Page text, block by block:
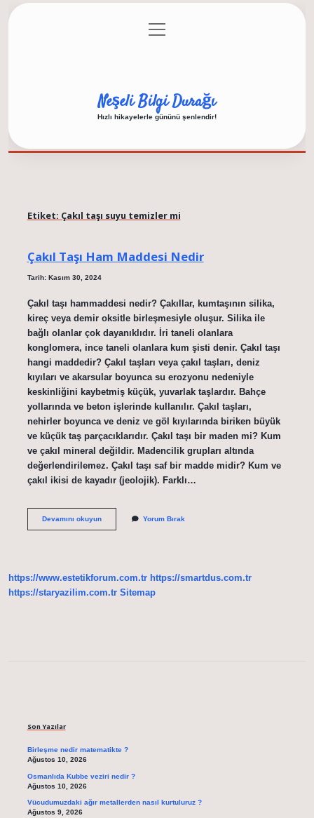
Gizlilik Politikası
menüyü
aç
Neşeli Bilgi Durağı
Hızlı hikayelerle gününü şenlendir!
Etiket: Çakıl taşı suyu temizler mi
Çakıl Taşı Ham Maddesi Nedir
Tarih: Kasım 30, 2024
Çakıl taşı hammaddesi nedir? Çakıllar, kumtaşının silika,
kireç veya demir oksitle birleşmesiyle oluşur. Silika ile
bağlı olanlar çok dayanıklıdır. İri taneli olanlara
konglomera, ince taneli olanlara kum şisti denir. Çakıl taşı
hangi maddedir? Çakıl taşları veya çakıl taşları, deniz
kıyıları ve akarsular boyunca su erozyonu nedeniyle
keskinliğini kaybetmiş küçük, yuvarlak taşlardır. Bahçe
yollarında ve beton işlerinde kullanılır. Çakıl taşları,
nehirler boyunca ve deniz ve göl kıyılarında biriken büyük
ve küçük taş parçacıklarıdır. Çakıl taşı bir maden mi? Kum
ve çakıl mineral değildir. Madencilik grupları altında
değerlendirilemez. Çakıl taşı saf bir madde midir? Kum ve
çakıl ikisi de kayadır (jeolojik). Farklı…
Devamını okuyunÇakıl
Yorum Bırak
https://www.estetikforum.com.tr https://smartdus.com.tr
https://staryazilim.com.tr Sitemap
Son Yazılar
Birleşme nedir matematikte ?
Ağustos 10, 2026
Osmanlıda Kubbe veziri nedir ?
Ağustos 10, 2026
Vücudumuzdaki ağır metallerden nasıl kurtuluruz ?
Ağustos 9, 2026